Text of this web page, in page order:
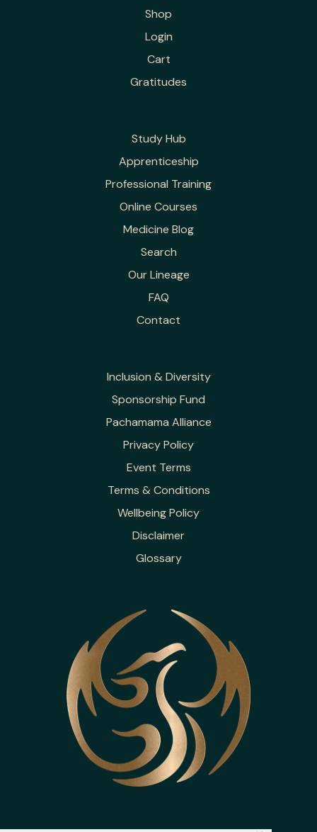
Shop
Login
Cart
Gratitudes
Study Hub
Apprenticeship
Professional Training
Online Courses
Medicine Blog
Search
Our Lineage
FAQ
Contact
Inclusion & Diversity
Sponsorship Fund
Pachamama Alliance
Privacy Policy
Event Terms
Terms & Conditions
Wellbeing Policy
Disclaimer
Glossary